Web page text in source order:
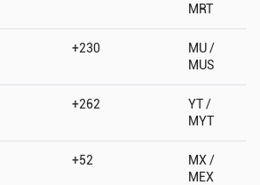
MRT
+230
MU /
MUS
+262
YT /
MYT
+52
MX /
MEX